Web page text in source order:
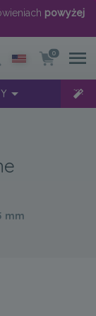
powyżej
0
mm